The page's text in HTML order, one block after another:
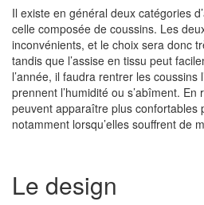
Il existe en général deux catégories
celle composée de coussins. Les
inconvénients, et le choix sera donc
tandis que l’assise en tissu peut
l’année, il faudra rentrer les coussins
prennent l’humidité ou s’abîment.
peuvent apparaître plus confortables
notamment lorsqu’elles souffrent de
Le design